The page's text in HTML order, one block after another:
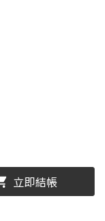
立即結帳